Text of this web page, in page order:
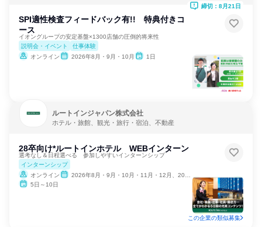
SPI適性検査フィードバック有!! 特典付きコ
ース
イオングループの安定基盤×1300店舗の圧倒的将来性
説明会・イベント
仕事体験
オンライン
2026年8月・9月・10月 1日
締切：8月21日
ルートインジャパン株式会社
ホテル・旅館、観光・旅行・宿泊、不動産
28卒向け*ルートインホテル WEBインターン
選考なし＆日程選べる 参加しやすいインターンシップ
インターンシップ
オンライン
2026年8月・9月・10月・11月・12月、2027年1月
5日～10日
この企業の類似募集